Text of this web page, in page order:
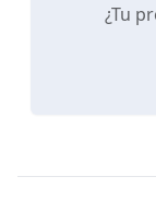
¿Tu